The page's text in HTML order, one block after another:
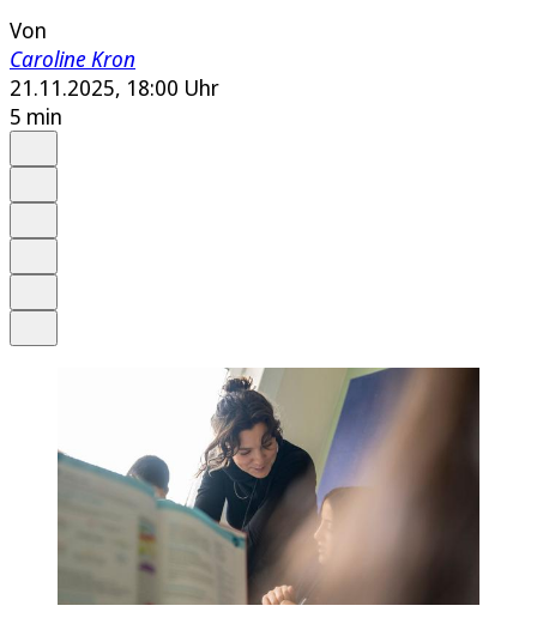
Von
Caroline Kron
21.11.2025, 18:00 Uhr
5 min